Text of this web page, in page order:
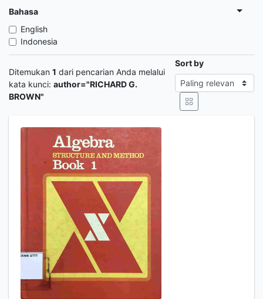
Bahasa
English
Indonesia
Ditemukan 1 dari pencarian Anda melalui
kata kunci: author="RICHARD G.
BROWN"
Sort by